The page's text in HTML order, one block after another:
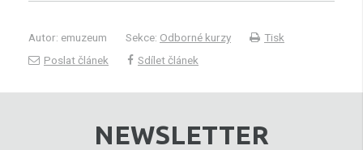
Autor: emuzeum Sekce: Odborné kurzy
Tisk
Poslat článek
Sdílet článek
NEWSLETTER